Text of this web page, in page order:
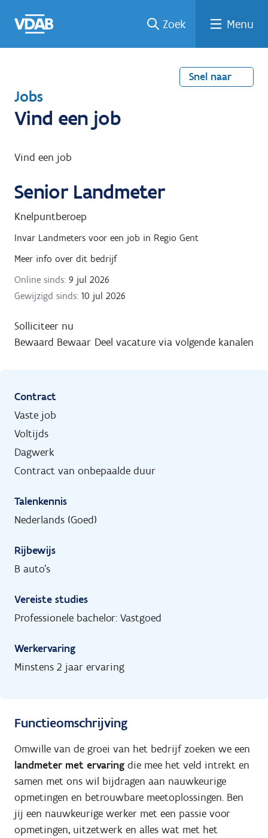
naar
een
een
job
naar
Zoek Menu
Snel naar
T
e
u
n
a
a
Jobs
Vind een job
Vind een job
Senior Landmeter
Knelpuntberoep
Invar Landmeters voor een job in Regio Gent
Meer info over dit bedrijf
Online sinds: 9 jul 2026
Gewijzigd sinds: 10 jul 2026
Solliciteer nu
Bewaard Bewaar Deel vacature via volgende kanalen
Contract
Vaste job
Voltijds
Dagwerk
Contract van onbepaalde duur
Talenkennis
Nederlands (Goed)
Rijbewijs
B auto's
Vereiste studies
Professionele bachelor: Vastgoed
Werkervaring
Minstens 2 jaar ervaring
Functieomschrijving
Omwille van de groei van het bedrijf zoeken we een
landmeter met ervaring die mee het veld intrekt en
samen met ons wil bijdragen aan nauwkeurige
opmetingen en betrouwbare meetoplossingen. Ben
jij een nauwkeurige werker met een passie voor
opmetingen, uitzetwerk en alles wat met het